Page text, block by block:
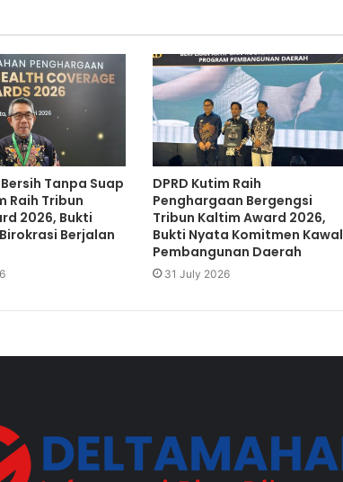
Tanpa Suap
Raih Tribun
2026, Bukti
Berjalan
DPRD Kutim Raih
Penghargaan Bergengsi
Tribun Kaltim Award 2026,
Bukti Nyata Komitmen Kawal
Pembangunan Daerah
31 July 2026